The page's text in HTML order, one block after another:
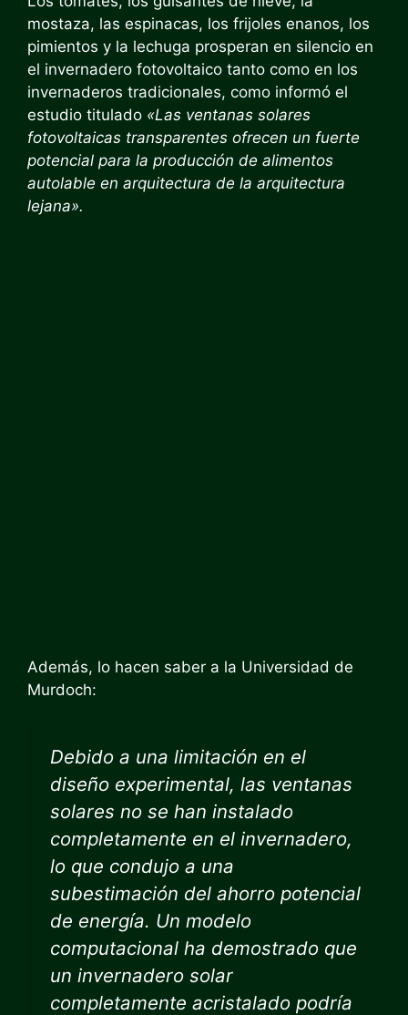
mostaza, las espinacas, los frijoles enanos, los
pimientos y la lechuga prosperan en silencio en
el invernadero fotovoltaico tanto como en los
invernaderos tradicionales, como informó el
estudio titulado «Las ventanas solares
fotovoltaicas transparentes ofrecen un fuerte
potencial para la producción de alimentos
autolable en arquitectura de la arquitectura
lejana».
Además, lo hacen saber a la Universidad de
Murdoch:
Debido a una limitación en el
diseño experimental, las ventanas
solares no se han instalado
completamente en el invernadero,
lo que condujo a una
subestimación del ahorro potencial
de energía. Un modelo
computacional ha demostrado que
un invernadero solar
completamente acristalado podría